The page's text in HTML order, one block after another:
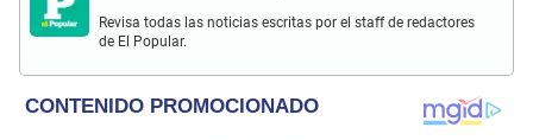
Revisa todas las noticias escritas por el staff de redactores
de El Popular.